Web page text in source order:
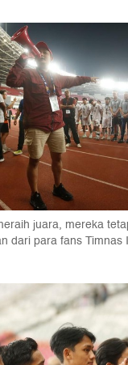
juara, mereka
dari para fans Timnas